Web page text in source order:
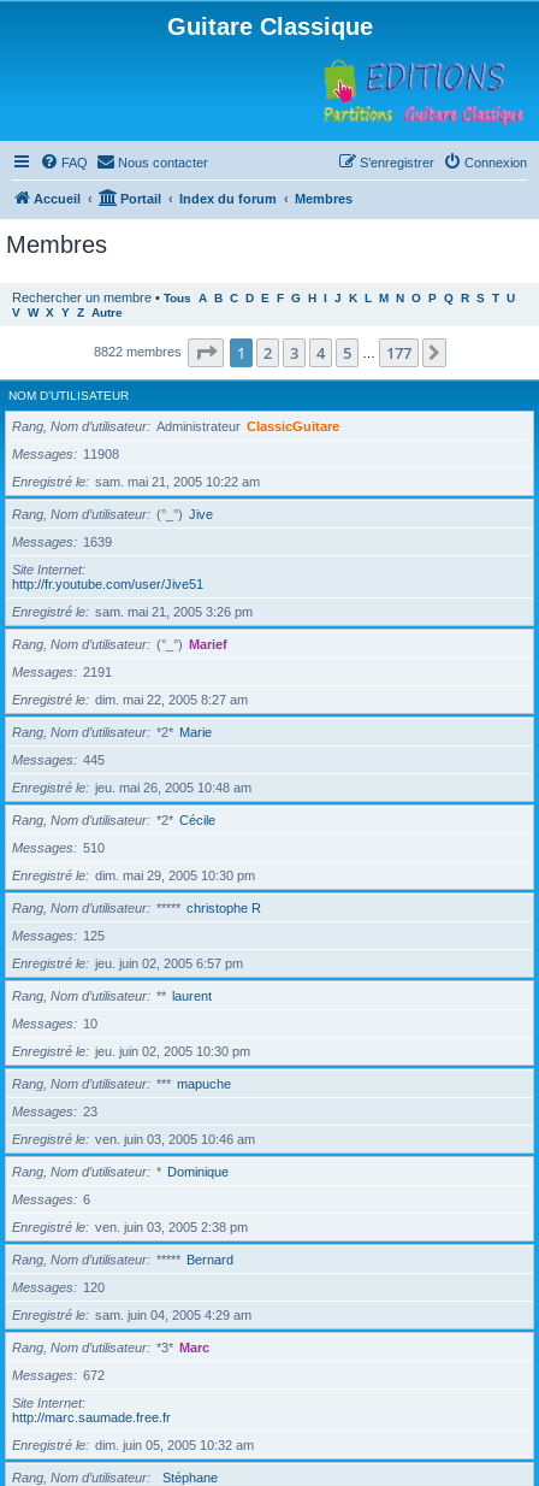
Guitare Classique
FAQ Nous contacter Connexion
S’enregistrer
Accueil Portail Index du forum Membres
Membres
Rechercher un membre • Tous A B C D E F G H I J K L M N O P Q R S T U
V W X Y Z Autre
8822 membres Page 1sur177
1 2 3 4 5 177
NOM D’UTILISATEUR
Rang, Nom d’utilisateur Administrateur ClassicGuitare
Messages
11908
Enregistré le
sam. mai 21, 2005 10:22 am
Rang, Nom d’utilisateur (°_°) Jive
Messages
1639
Site Internet
http://fr.youtube.com/user/Jive51
Enregistré le
sam. mai 21, 2005 3:26 pm
Rang, Nom d’utilisateur (°_°) Marief
Messages
2191
Enregistré le
dim. mai 22, 2005 8:27 am
Rang, Nom d’utilisateur *2* Marie
Messages
445
Enregistré le
jeu. mai 26, 2005 10:48 am
Rang, Nom d’utilisateur *2* Cécile
Messages
510
Enregistré le
dim. mai 29, 2005 10:30 pm
Rang, Nom d’utilisateur ***** christophe R
Messages
125
Enregistré le
jeu. juin 02, 2005 6:57 pm
Rang, Nom d’utilisateur ** laurent
Messages
10
Enregistré le
jeu. juin 02, 2005 10:30 pm
Rang, Nom d’utilisateur *** mapuche
Messages
23
Enregistré le
ven. juin 03, 2005 10:46 am
Rang, Nom d’utilisateur * Dominique
Messages
6
Enregistré le
ven. juin 03, 2005 2:38 pm
Rang, Nom d’utilisateur ***** Bernard
Messages
120
Enregistré le
sam. juin 04, 2005 4:29 am
Rang, Nom d’utilisateur *3* Marc
Messages
672
Site Internet
http://marc.saumade.free.fr
Enregistré le
dim. juin 05, 2005 10:32 am
Rang, Nom d’utilisateur
Stéphane